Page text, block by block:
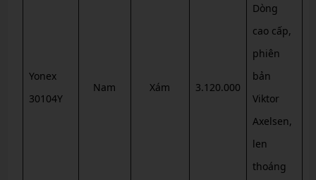
Yonex
30104Y
Nam Xám 3.120.000
Dòng
cao cấp,
phiên
bản
Viktor
Axelsen,
len
thoáng